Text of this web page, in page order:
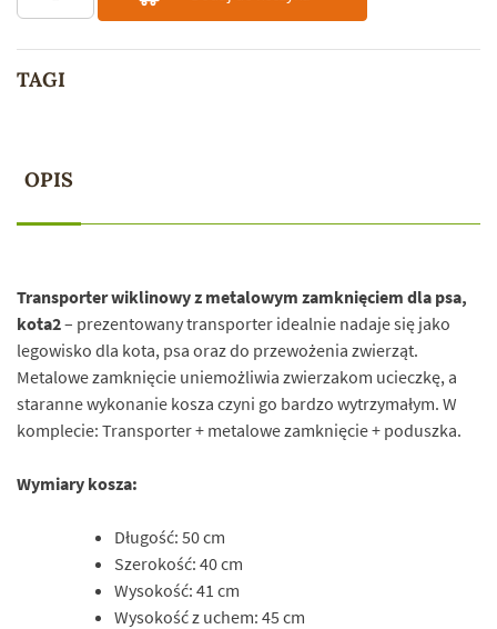
OPIS
Transporter wiklinowy z metalowym zamknięciem dla psa,
kota2– prezentowany transporter idealnie nadaje się jako
legowisko dla kota, psa oraz do przewożenia zwierząt.
Metalowe zamknięcie uniemożliwia zwierzakom ucieczkę, a
staranne wykonanie kosza czyni go bardzo wytrzymałym. W
komplecie: Transporter + metalowe zamknięcie + poduszka.
Wymiary kosza:
Długość: 50 cm
Szerokość: 40 cm
Wysokość: 41 cm
Wysokość z uchem: 45 cm
Budka
poduszka
TAGI